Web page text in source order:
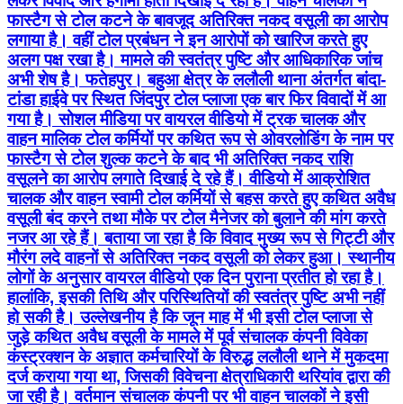
फास्टैग से टोल कटने के बावजूद अतिरिक्त नकद वसूली का आरोप
लगाया है। वहीं टोल प्रबंधन ने इन आरोपों को खारिज करते हुए
अलग पक्ष रखा है। मामले की स्वतंत्र पुष्टि और आधिकारिक जांच
अभी शेष है। फतेहपुर। बहुआ क्षेत्र के ललौली थाना अंतर्गत बांदा-
टांडा हाईवे पर स्थित जिंदपुर टोल प्लाजा एक बार फिर विवादों में आ
गया है। सोशल मीडिया पर वायरल वीडियो में ट्रक चालक और
वाहन मालिक टोल कर्मियों पर कथित रूप से ओवरलोडिंग के नाम पर
फास्टैग से टोल शुल्क कटने के बाद भी अतिरिक्त नकद राशि
वसूलने का आरोप लगाते दिखाई दे रहे हैं। वीडियो में आक्रोशित
चालक और वाहन स्वामी टोल कर्मियों से बहस करते हुए कथित अवैध
वसूली बंद करने तथा मौके पर टोल मैनेजर को बुलाने की मांग करते
नजर आ रहे हैं। बताया जा रहा है कि विवाद मुख्य रूप से गिट्टी और
मौरंग लदे वाहनों से अतिरिक्त नकद वसूली को लेकर हुआ। स्थानीय
लोगों के अनुसार वायरल वीडियो एक दिन पुराना प्रतीत हो रहा है।
हालांकि, इसकी तिथि और परिस्थितियों की स्वतंत्र पुष्टि अभी नहीं
हो सकी है। उल्लेखनीय है कि जून माह में भी इसी टोल प्लाजा से
जुड़े कथित अवैध वसूली के मामले में पूर्व संचालक कंपनी विवेका
कंस्ट्रक्शन के अज्ञात कर्मचारियों के विरुद्ध ललौली थाने में मुकदमा
दर्ज कराया गया था, जिसकी विवेचना क्षेत्राधिकारी थरियांव द्वारा की
जा रही है। वर्तमान संचालक कंपनी पर भी वाहन चालकों ने इसी